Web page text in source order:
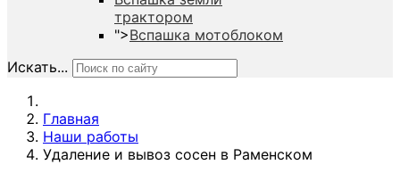
трактором
">Вспашка мотоблоком
Искать...
Главная
Наши работы
Удаление и вывоз сосен в Раменском